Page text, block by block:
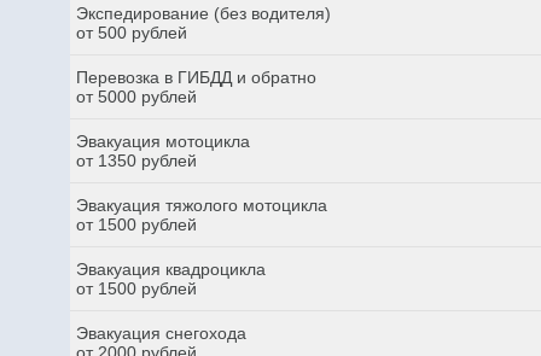
Экспедирование (без водителя)
от 500 рублей
Перевозка в ГИБДД и обратно
от 5000 рублей
Эвакуация мотоцикла
от 1350 рублей
Эвакуация тяжолого мотоцикла
от 1500 рублей
Эвакуация квадроцикла
от 1500 рублей
Эвакуация снегохода
от 2000 рублей